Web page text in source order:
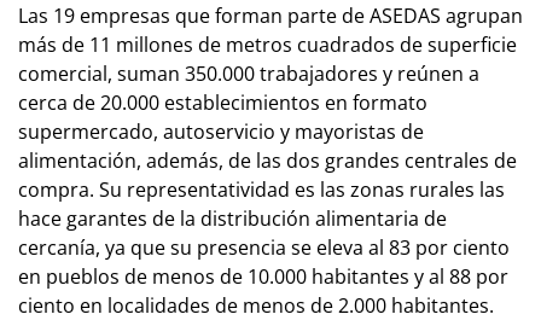
Las 19 empresas que forman parte de ASEDAS agrupan
más de 11 millones de metros cuadrados de superficie
comercial, suman 350.000 trabajadores y reúnen a
cerca de 20.000 establecimientos en formato
supermercado, autoservicio y mayoristas de
alimentación, además, de las dos grandes centrales de
compra. Su representatividad es las zonas rurales las
hace garantes de la distribución alimentaria de
cercanía, ya que su presencia se eleva al 83 por ciento
en pueblos de menos de 10.000 habitantes y al 88 por
ciento en localidades de menos de 2.000 habitantes.